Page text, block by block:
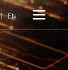
EN